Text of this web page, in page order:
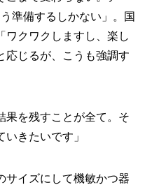
準備するしかない」。国
ワクワクしますし、楽し
応じるが、こうも強調す
果を残すことが全て。そ
きたいです」
サイズにして機敏かつ器